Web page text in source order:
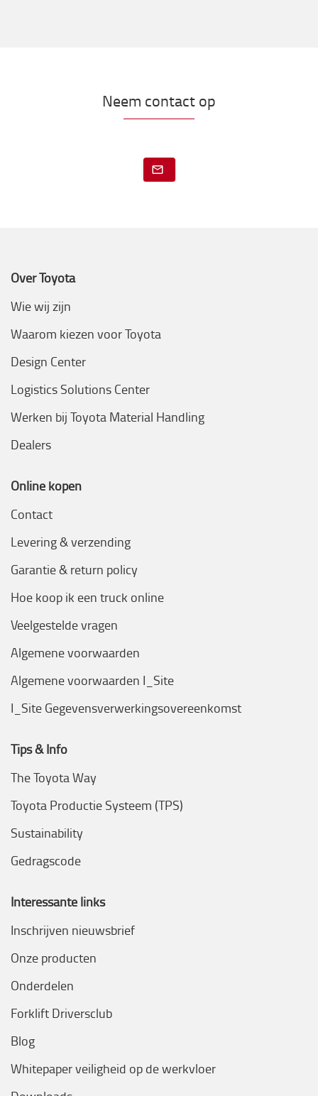
Neem contact op
Over Toyota
Wie wij zijn
Waarom kiezen voor Toyota
Design Center
Logistics Solutions Center
Werken bij Toyota Material Handling
Dealers
Online kopen
Contact
Levering & verzending
Garantie & return policy
Hoe koop ik een truck online
Veelgestelde vragen
Algemene voorwaarden
Algemene voorwaarden I_Site
I_Site Gegevensverwerkingsovereenkomst
Tips & Info
The Toyota Way
Toyota Productie Systeem (TPS)
Sustainability
Gedragscode
Interessante links
Inschrijven nieuwsbrief
Onze producten
Onderdelen
Forklift Driversclub
Blog
Whitepaper veiligheid op de werkvloer